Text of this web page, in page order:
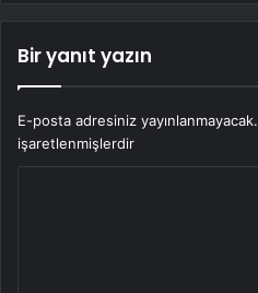
Bir yanıt yazın
E-posta adresiniz yayınlanmayacak.
işaretlenmişlerdir